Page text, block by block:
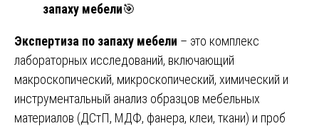
запаху мебели🎯
Экспертиза по запаху мебели – это комплекс
лабораторных исследований, включающий
макроскопический, микроскопический, химический и
инструментальный анализ образцов мебельных
материалов (ДСтП, МДФ, фанера, клеи, ткани) и проб